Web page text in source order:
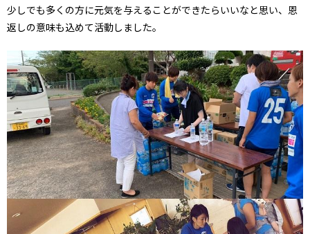
少しでも多くの方に元気を与えることができたらいいなと思い、恩
返しの意味も込めて活動しました。